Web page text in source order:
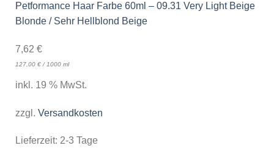
Petformance Haar Farbe 60ml – 09.31 Very Light Beige
Blonde / Sehr Hellblond Beige
7,62 €
127,00 €/ 1000 ml
inkl. 19 % MwSt.
zzgl. Versandkosten
Lieferzeit: 2-3 Tage